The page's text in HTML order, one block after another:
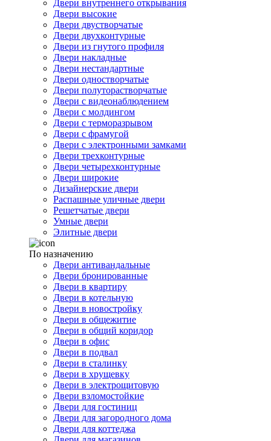
Двери внутреннего открывания
Двери высокие
Двери двустворчатые
Двери двухконтурные
Двери из гнутого профиля
Двери накладные
Двери нестандартные
Двери одностворчатые
Двери полуторастворчатые
Двери с видеонаблюдением
Двери с молдингом
Двери с терморазрывом
Двери с фрамугой
Двери с электронными замками
Двери трехконтурные
Двери четырехконтурные
Двери широкие
Дизайнерские двери
Распашные уличные двери
Решетчатые двери
Умные двери
Элитные двери
По назначению
Двери антивандальные
Двери бронированные
Двери в квартиру
Двери в котельную
Двери в новостройку
Двери в общежитие
Двери в общий коридор
Двери в офис
Двери в подвал
Двери в сталинку
Двери в хрущевку
Двери в электрощитовую
Двери взломостойкие
Двери для гостиниц
Двери для загородного дома
Двери для коттеджа